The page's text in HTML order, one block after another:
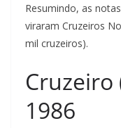
Resumindo, as
viraram Cruzeiros
mil cruzeiros).
Cruzeiro
1986